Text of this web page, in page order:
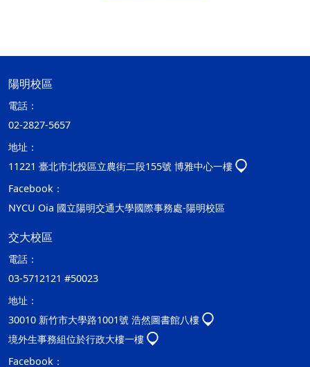
陽明校區
電話：
02-2827-5657
地址：
11221 臺北市北投區立農街二段155號 博雅中心一樓
Facebook：
NYCU Oia 國立陽明交通大學國際事務處-陽明校區
交大校區
電話：
03-5712121 #50023
地址：
30010 新竹市大學路1001號 浩然圖書館八樓
境外生事務組位於行政大樓一樓
Facebook：